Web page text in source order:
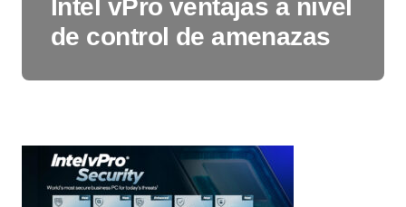
Intel vPro ventajas a nivel
de control de amenazas